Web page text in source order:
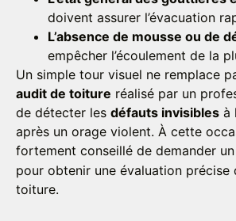
doivent assurer l’évacuation
L’absence de mousse ou de
empêcher l’écoulement de la
Un simple tour visuel ne remplace
audit de toiture réalisé par un
de détecter les défauts invisibles à
après un orage violent. À cette
fortement conseillé de demander un
pour obtenir une évaluation précise
toiture.